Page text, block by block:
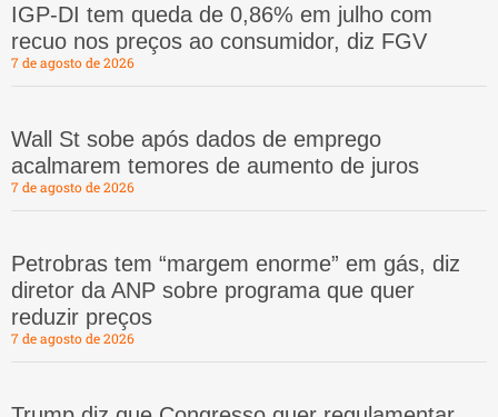
IGP-DI tem queda de 0,86% em julho com
recuo nos preços ao consumidor, diz FGV
7 de agosto de 2026
Wall St sobe após dados de emprego
acalmarem temores de aumento de juros
7 de agosto de 2026
Petrobras tem “margem enorme” em gás, diz
diretor da ANP sobre programa que quer
reduzir preços
7 de agosto de 2026